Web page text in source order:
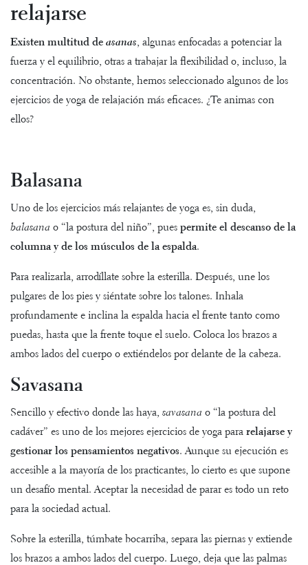
relajarse
Existen multitud de asanas, algunas enfocadas a potenciar la
fuerza y el equilibrio, otras a trabajar la flexibilidad o, incluso, la
concentración. No obstante, hemos seleccionado algunos de los
ejercicios de yoga de relajación más eficaces. ¿Te animas con
ellos?
Balasana
Uno de los ejercicios más relajantes de yoga es, sin duda,
balasana o “la postura del niño”, pues permite el descanso de la
columna y de los músculos de la espalda.
Para realizarla, arrodíllate sobre la esterilla. Después, une los
pulgares de los pies y siéntate sobre los talones. Inhala
profundamente e inclina la espalda hacia el frente tanto como
puedas, hasta que la frente toque el suelo. Coloca los brazos a
ambos lados del cuerpo o extiéndelos por delante de la cabeza.
Savasana
Sencillo y efectivo donde las haya, savasana o “la postura del
cadáver” es uno de los mejores ejercicios de yoga para relajarse y
gestionar los pensamientos negativos. Aunque su ejecución es
accesible a la mayoría de los practicantes, lo cierto es que supone
un desafío mental. Aceptar la necesidad de parar es todo un reto
para la sociedad actual.
Sobre la esterilla, túmbate bocarriba, separa las piernas y extiende
los brazos a ambos lados del cuerpo. Luego, deja que las palmas